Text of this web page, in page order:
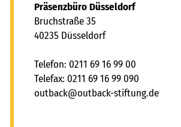
Lebensgemeinschaft Bindungen zu
auf, die den Part der sozialen Eltern
Konzept der SPLG stellt die Förderung
dass die Kinder und Jugendlichen
erhalten, die teils widersprüchlichen
leiblichen Eltern und Geschwistern
Präsenzbüro Düsseldorf
Bruchstraße 35
40235 Düsseldorf
Telefon: 0211 69 16 99 00
Telefax: 0211 69 16 99 090
tb ck tb ck-stft ngd